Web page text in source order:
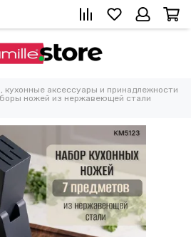
кухонные аксессуары и принадлежности
ножей из нержавеющей стали